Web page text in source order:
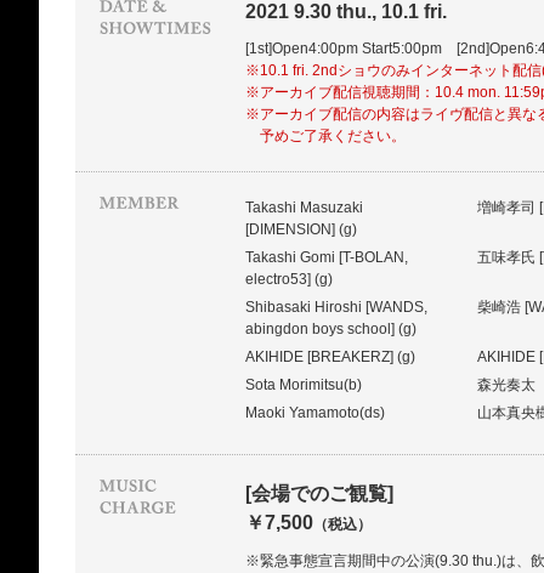
2021 9.30 thu., 10.1 fri.
[1st]Open4:00pm Start5:00pm
※10.1 fri. 2ndショウのみインターネット配
※アーカイブ配信視聴期間：10.4 mon.
※アーカイブ配信の内容はライヴ配信と異な
予めご了承ください。
Takashi Masuzaki
[DIMENSION] (g)
増崎孝司
Takashi Gomi [T-BOLAN,
electro53] (g)
五味孝氏
Shibasaki Hiroshi [WANDS,
abingdon boys school] (g)
柴崎浩
AKIHIDE [BREAKERZ] (g)
AKIHIDE
Sota Morimitsu(b)
森光奏太
Maoki Yamamoto(ds)
山本真央
[会場でのご観覧]
￥7,500 （税込）
※緊急事態宣言期間中の公演(9.30 thu.)は、